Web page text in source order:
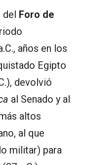
del Foro de
años en los
Egipto
devolvió
al Senado y al
altos
al que
militar) para